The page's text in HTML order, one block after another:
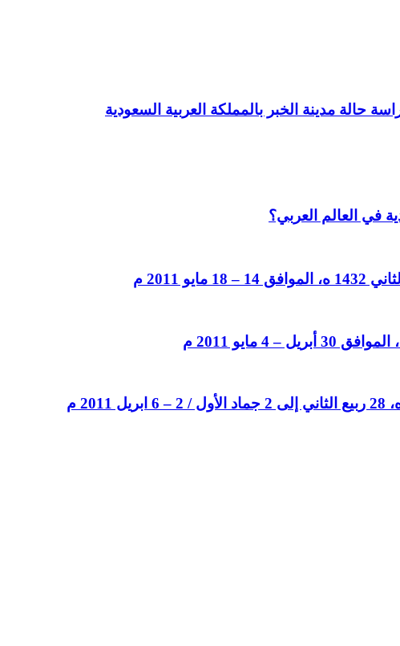
حالة مدينة الخبر بالمملكة العربية السعودية
في العالم العربي؟